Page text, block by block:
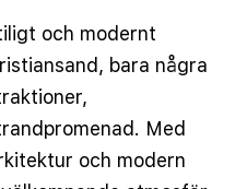
och modernt
bara några
Med
och modern